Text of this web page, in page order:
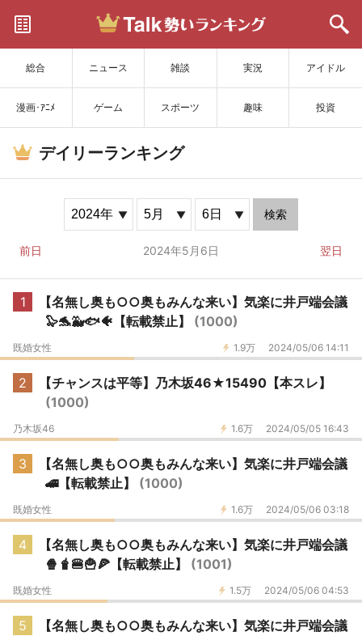
総合 ニュース 雑談 実況 アイドル
漫画･ｱﾆﾒ ゲーム スポーツ 趣味 投資
サイトを更新
デイリーランキング
検索
前日 2024年5月6日 翌日
1
【名無し奥も○○奥もみんな来い】気楽に井戸端会議
🦭🐬🐳🐟🐠【転載禁止】 (1000)
1.9万 2024/05/06 14:11
既婚女性
2
【チャンスは平等】乃木坂46★15490【本スレ】
(1000)
1.6万 2024/05/05 16:43
乃木坂46
3
【名無し奥も○○奥もみんな来い】気楽に井戸端会議
🚄【転載禁止】 (1000)
1.6万 2024/05/06 03:18
既婚女性
4
【名無し奥も○○奥もみんな来い】気楽に井戸端会議
🍿🧋🍔🍟🍕【転載禁止】 (1001)
1.5万 2024/05/06 04:53
既婚女性
5
【名無し奥も○○奥もみんな来い】気楽に井戸端会議